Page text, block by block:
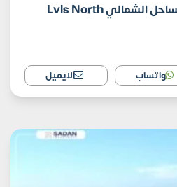
أسعار لفلز ماونتن فيو الساحل الشمالي Lvls North
واتساب الايميل